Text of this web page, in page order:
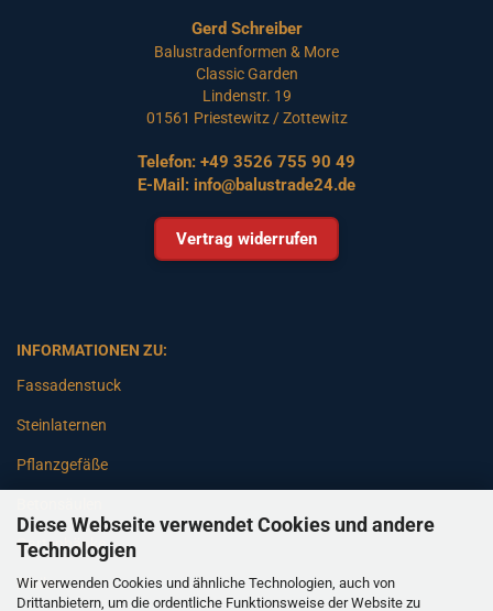
Diese Webseite verwendet Cookies und andere
Technologien
Wir verwenden Cookies und ähnliche Technologien, auch von
Drittanbietern, um die ordentliche Funktionsweise der Website zu
Gerd Schreiber
Balustradenformen & More
Classic Garden
Lindenstr. 19
01561 Priestewitz / Zottewitz
Telefon: +49 3526 755 90 49
E-Mail: info@balustrade24.de
Vertrag widerrufen
INFORMATIONEN ZU:
Fassadenstuck
Steinlaternen
Pflanzgefäße
Gartenbänke
Pfeiler